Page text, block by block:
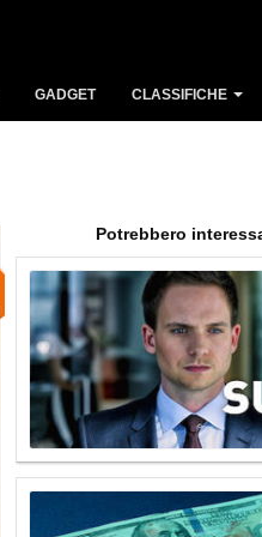
GADGET CLASSIFICHE
Potrebbero